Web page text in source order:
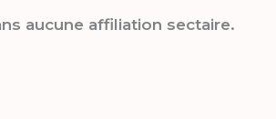
aucune affiliation sectaire.